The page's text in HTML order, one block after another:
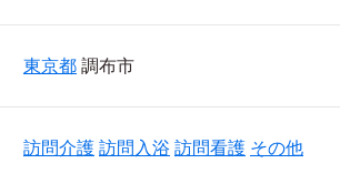
東京都 調布市
訪問介護 訪問入浴 訪問看護 その他